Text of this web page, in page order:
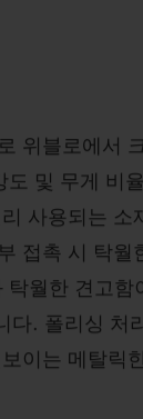
위블로에서
및 무게 비
사용되는 소
접촉 시 탁월
월한 견고함
다. 폴리싱 처
이는 메탈릭